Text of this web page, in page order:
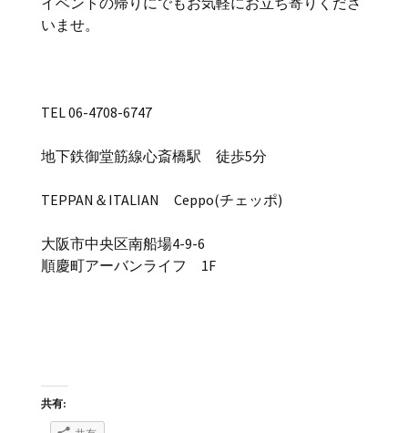
いませ。
TEL 06-4708-6747
地下鉄御堂筋線心斎橋駅 徒歩5分
TEPPAN＆ITALIAN Ceppo(チェッポ)
大阪市中央区南船場4-9-6
順慶町アーバンライフ 1F
共有: